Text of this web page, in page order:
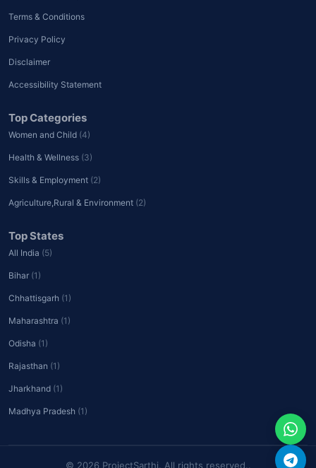
Terms & Conditions
Privacy Policy
Disclaimer
Accessibility Statement
Top Categories
Women and Child (4)
Health & Wellness (3)
Skills & Employment (2)
Agriculture,Rural & Environment (2)
Top States
All India (5)
Bihar (1)
Chhattisgarh (1)
Maharashtra (1)
Odisha (1)
Rajasthan (1)
Jharkhand (1)
Madhya Pradesh (1)
© 2026 ProjectSarthi. All rights reserved..